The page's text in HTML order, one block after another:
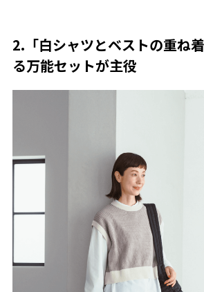
2.「白シャツとベストの重ね
る万能セットが主役